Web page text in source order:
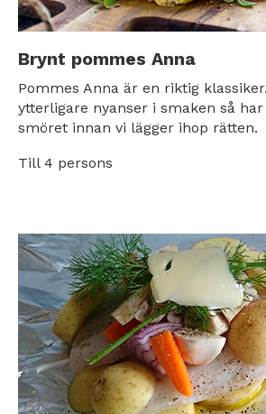
Brynt pommes Anna
Pommes Anna är en riktig
ytterligare nyanser i smaken så
smöret innan vi lägger ihop rätten.
Till 4 persons